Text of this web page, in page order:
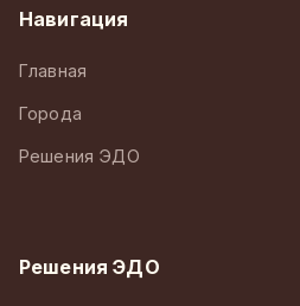
Навигация
Главная
Города
Решения ЭДО
Решения ЭДО